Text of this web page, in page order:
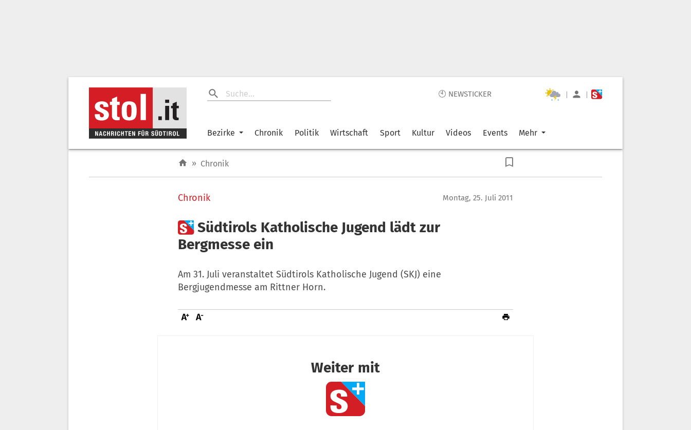
🕙 NEWSTICKER | |
Bezirke Chronik Politik Wirtschaft Sport Kultur Videos Events Mehr
» Chronik
Chronik Montag, 25. Juli 2011
Südtirols Katholische Jugend lädt zur
Bergmesse ein
Am 31. Juli veranstaltet Südtirols Katholische Jugend (SKJ) eine
Bergjugendmesse am Rittner Horn.